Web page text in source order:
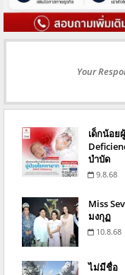
Your
เด็กน้อย
บำบัด
9.8.68
Miss
มงกุฏ
10.8.68
ไม่มีชื่อ